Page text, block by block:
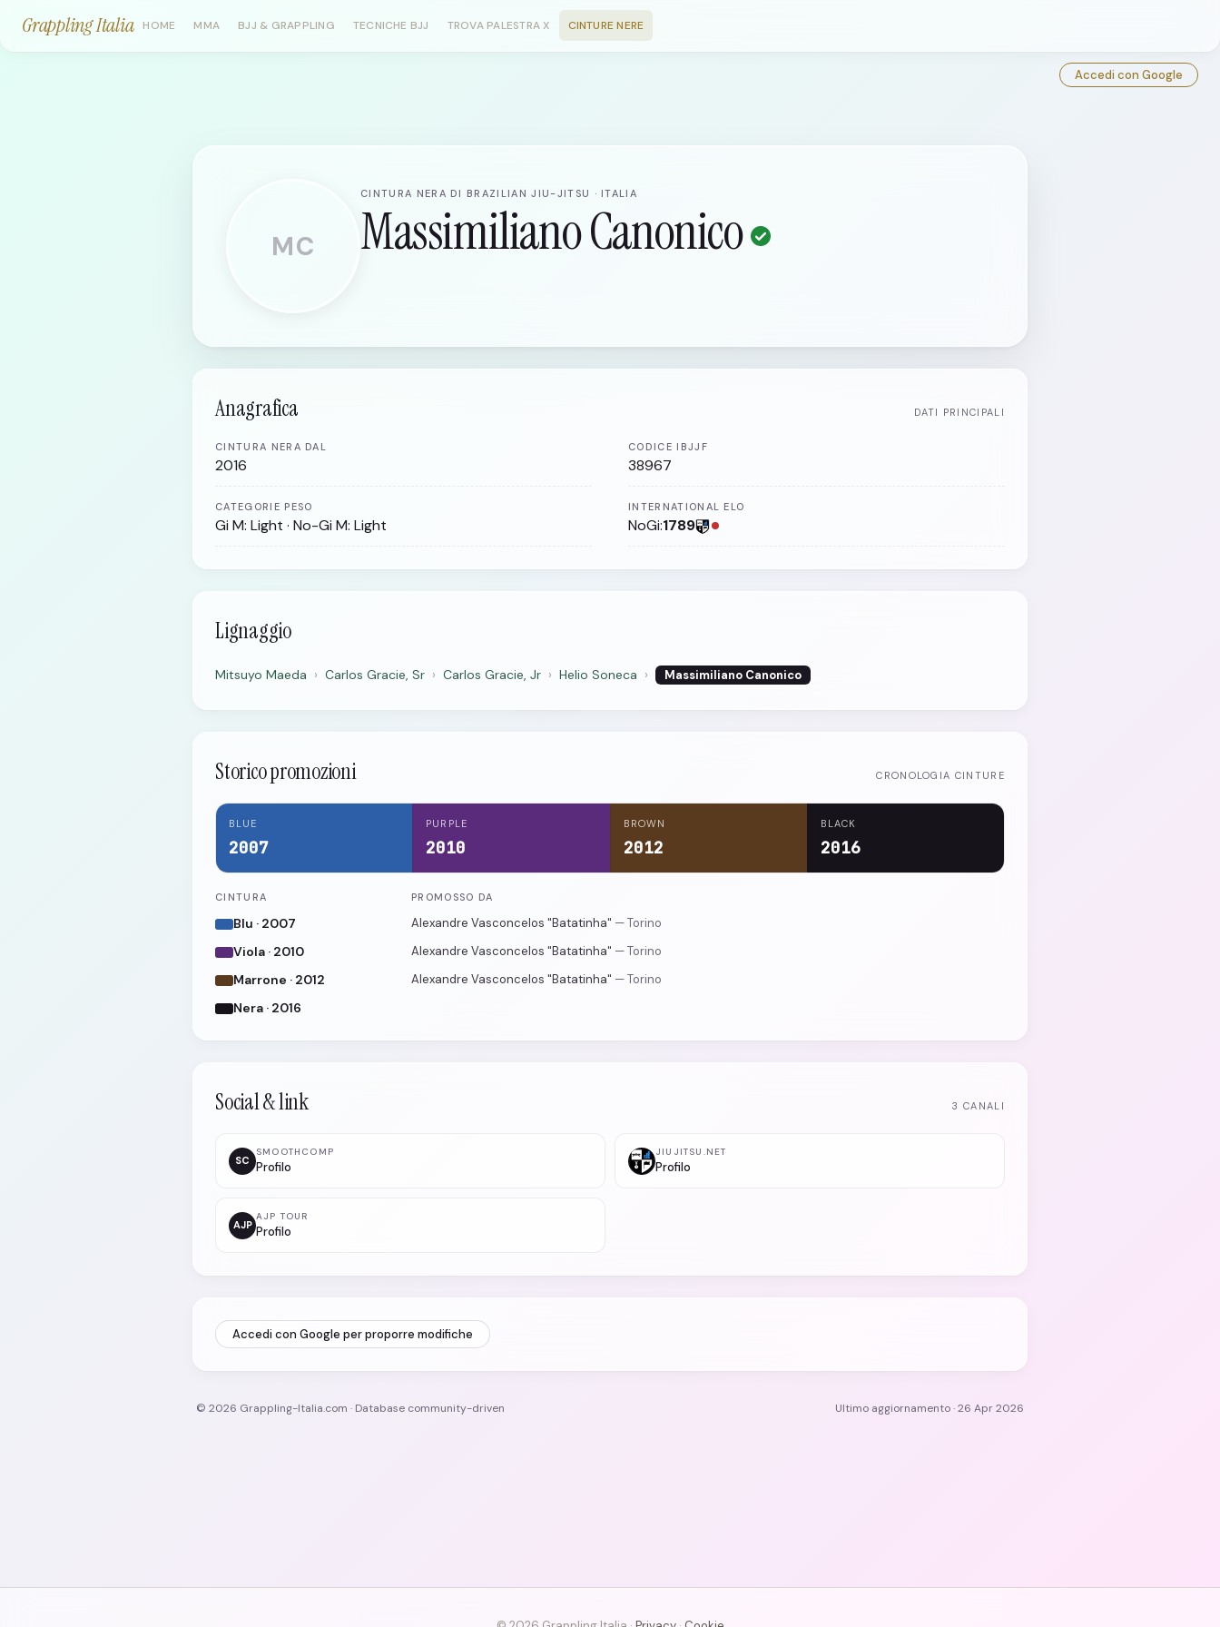
Grappling Italia HOME MMA BJJ & GRAPPLING TECNICHE BJJ TROVA PALESTRA X CINTURE NERE
Accedi con Google
MC
CINTURA NERA DI BRAZILIAN JIU-JITSU · ITALIA
Massimiliano Canonico
Anagrafica DATI PRINCIPALI
CINTURA NERA DAL
2016
CODICE IBJJF
38967
CATEGORIE PESO
Gi M: Light · No-Gi M: Light
INTERNATIONAL ELO
NoGi:1789
Lignaggio
Mitsuyo Maeda › Carlos Gracie, Sr › Carlos Gracie, Jr › Helio Soneca › Massimiliano Canonico
Storico promozioni CRONOLOGIA CINTURE
BLUE
2007
PURPLE
2010
BROWN
2012
BLACK
2016
CINTURA PROMOSSO DA
Blu · 2007 Alexandre Vasconcelos "Batatinha" — Torino
Viola · 2010 Alexandre Vasconcelos "Batatinha" — Torino
Marrone · 2012 Alexandre Vasconcelos "Batatinha" — Torino
Nera · 2016
Social & link 3 CANALI
SC
SMOOTHCOMP
Profilo
JIUJITSU.NET
Profilo
AJP
AJP TOUR
Profilo
Accedi con Google per proporre modifiche
© 2026 Grappling-Italia.com · Database community-driven Ultimo aggiornamento · 26 Apr 2026